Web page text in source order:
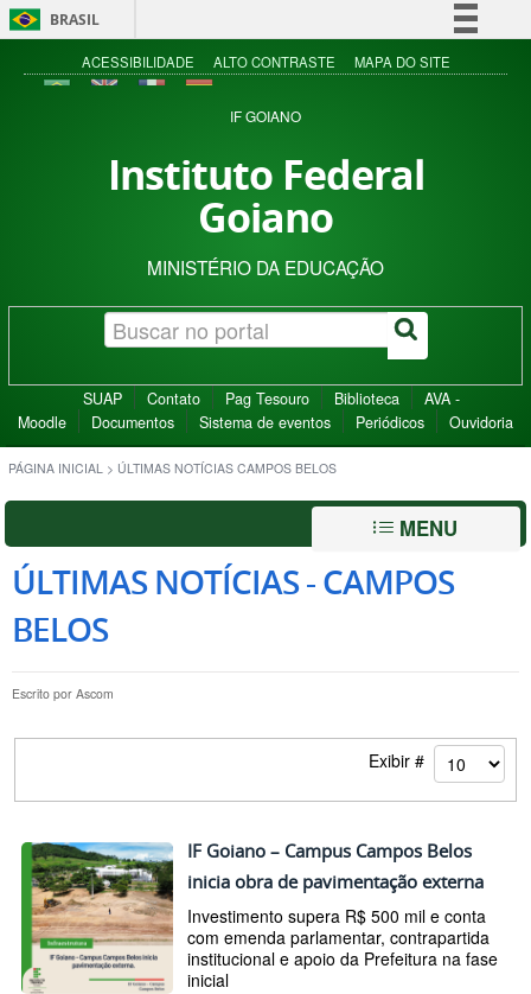
BRASIL
Simplifique!
Acesso à informação
ACESSIBILIDADE ALTO CONTRASTE MAPA DO SITE
IF GOIANO
Instituto Federal
Goiano
MINISTÉRIO DA EDUCAÇÃO
SUAP Contato Pag Tesouro Biblioteca
AVA -
Moodle
Documentos Sistema de eventos Periódicos Ouvidoria
PÁGINA INICIAL > ÚLTIMAS NOTÍCIAS CAMPOS BELOS
MENU
ÚLTIMAS NOTÍCIAS - CAMPOS
BELOS
Escrito por Ascom
Exibir #
IF Goiano – Campus Campos Belos
inicia obra de pavimentação externa
Investimento supera R$ 500 mil e conta
com emenda parlamentar, contrapartida
institucional e apoio da Prefeitura na fase
inicial